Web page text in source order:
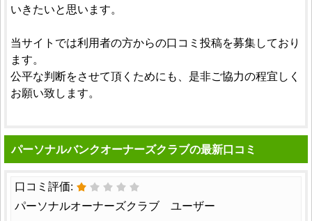
いきたいと思います。
当サイトでは利用者の方からの口コミ投稿を募集しており
ます。
公平な判断をさせて頂くためにも、是非ご協力の程宜しく
お願い致します。
パーソナルバンクオーナーズクラブの最新口コミ
口コミ評価:
パーソナルオーナーズクラブ ユーザー